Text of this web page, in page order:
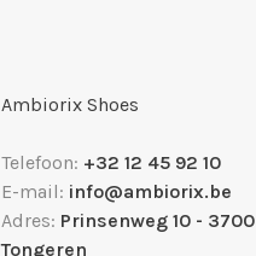
Ambiorix Shoes
Telefoon: +32 12 45 92 10
E-mail: info@ambiorix.be
Adres: Prinsenweg 10 - 3700
Tongeren